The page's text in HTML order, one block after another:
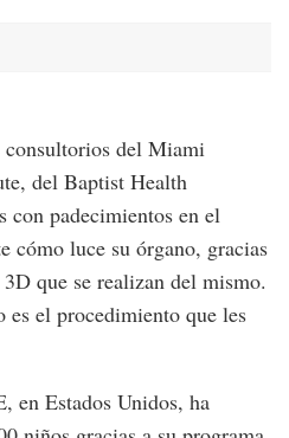
consultorios del Miami
del Baptist Health
con padecimientos en el
cómo luce su órgano, gracias
que se realizan del mismo.
es el procedimiento que les
en Estados Unidos, ha